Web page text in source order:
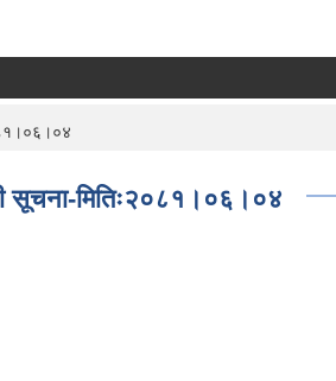
सूचना-मितिः२०८१।०६।०४